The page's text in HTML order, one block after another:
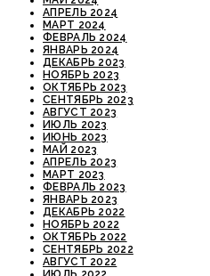
АПРЕЛЬ 2024
МАРТ 2024
ФЕВРАЛЬ 2024
ЯНВАРЬ 2024
ДЕКАБРЬ 2023
НОЯБРЬ 2023
ОКТЯБРЬ 2023
СЕНТЯБРЬ 2023
АВГУСТ 2023
ИЮЛЬ 2023
ИЮНЬ 2023
МАЙ 2023
АПРЕЛЬ 2023
МАРТ 2023
ФЕВРАЛЬ 2023
ЯНВАРЬ 2023
ДЕКАБРЬ 2022
НОЯБРЬ 2022
ОКТЯБРЬ 2022
СЕНТЯБРЬ 2022
АВГУСТ 2022